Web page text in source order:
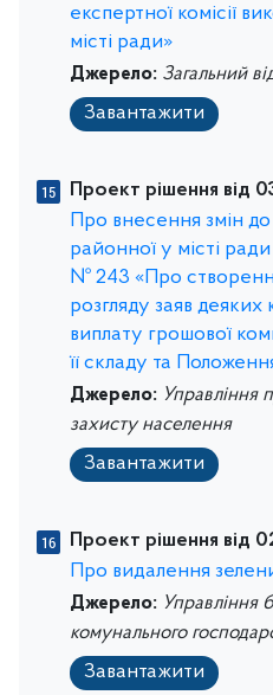
експертної комісії
місті ради»
Джерело: Загальний
Завантажити
Проект рішення від
Про внесення змін
районної у місті
№ 243 «Про
розгляду заяв деяких
виплату грошової
її складу та
Джерело: Управління
захисту населення
Завантажити
Проект рішення від
Про видалення
Джерело: Управління
комунального
Завантажити